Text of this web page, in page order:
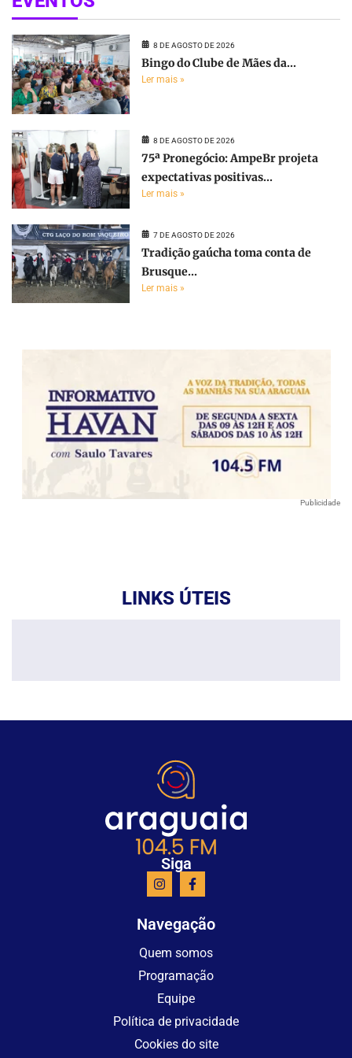
8 DE AGOSTO DE 2026
Bingo do Clube de Mães da...
Ler mais »
8 DE AGOSTO DE 2026
75ª Pronegócio: AmpeBr projeta
expectativas positivas...
Ler mais »
7 DE AGOSTO DE 2026
Tradição gaúcha toma conta de
Brusque...
Ler mais »
Publicidade
LINKS ÚTEIS
Siga
Navegação
Quem somos
Programação
Equipe
Política de privacidade
Cookies do site